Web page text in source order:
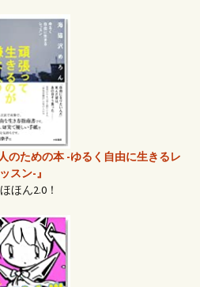
のための本 -ゆるく自由に生きるレ
ッスン-』
ほん2.0！